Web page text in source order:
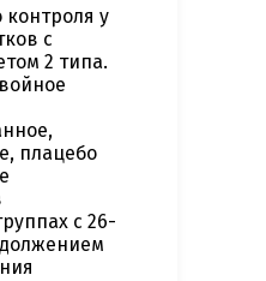
контроля у
с
2 типа.
плацебо
с 26-